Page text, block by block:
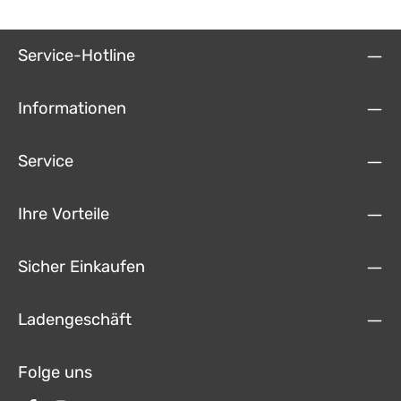
der NAD T 758 v3 über die bewusst reduzierten Bedienlelemente
an der Front, die mitgelieferte IR-Fernbedienung oder über die
auf einem Smartphone oder Tablet installierte NAD Remote App.
Klangniveau und die volle Dynamik der Musik oder Filmsoundtracks.
Unterstützung■ 3 HDMI-Eingänge, 1 HDMI-Ausgang■ 7.1-Hochpegel-
Eingänge, Ausgang für Zone 2■ Dolby Atmos® und DTS HD™ Master
Audio■ BluOS® Netzwerk- und Multiroom Streaming■ hochauflösende
Voreinstellungen■ fernbedienbar per Bluetooth® Remote App■
Abmessungen (BxHxT): 435 x 172 x 397 mm, Gewicht: 15,4 kg
Service-Hotline
Informationen
Service
Ihre Vorteile
Sicher Einkaufen
Ladengeschäft
Folge uns